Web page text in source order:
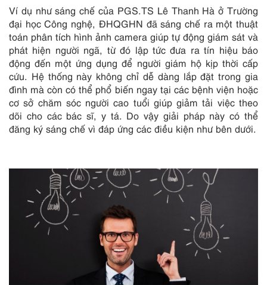
Ví dụ như sáng chế của PGS.TS Lê Thanh Hà ở Trường
đại học Công nghệ, ĐHQGHN đã sáng chế ra một thuật
toán phân tích hình ảnh camera giúp tự động giám sát và
phát hiện người ngã, từ đó lập tức đưa ra tín hiệu báo
động đến một ứng dụng để người giám hộ kịp thời cấp
cứu. Hệ thống này không chỉ dễ dàng lắp đặt trong gia
đình mà còn có thể phổ biến ngay tại các bệnh viện hoặc
cơ sở chăm sóc người cao tuổi giúp giảm tải việc theo
dõi cho các bác sĩ, y tá. Do vậy giải pháp này có thể
đăng ký sáng chế vì đáp ứng các điều kiện như bên dưới.